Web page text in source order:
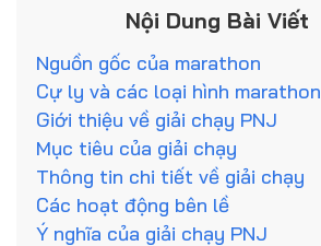
Nội Dung Bài Viết
Nguồn gốc của marathon
Cự ly và các loại hình marathon
Giới thiệu về giải chạy PNJ
Mục tiêu của giải chạy
Thông tin chi tiết về giải chạy
Các hoạt động bên lề
Ý nghĩa của giải chạy PNJ